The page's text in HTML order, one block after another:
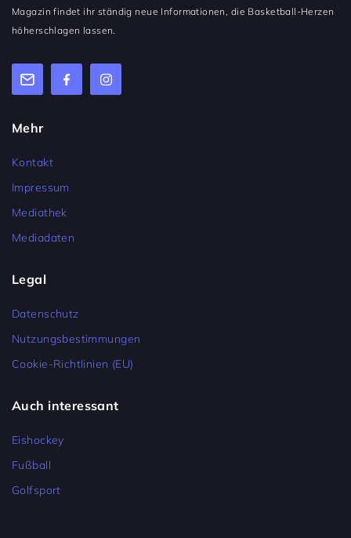
Magazin findet ihr ständig neue Informationen, die Basketball-Herzen
höherschlagen lassen.
Mehr
Kontakt
Impressum
Mediathek
Mediadaten
Legal
Datenschutz
Nutzungsbestimmungen
Cookie-Richtlinien (EU)
Auch interessant
Eishockey
Fußball
Golfsport